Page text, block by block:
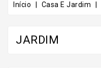
Início Casa E Jardim
JARDIM